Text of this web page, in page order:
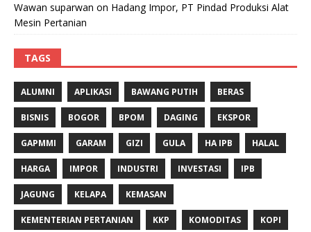
Wawan suparwan on Hadang Impor, PT Pindad Produksi Alat
Mesin Pertanian
TAGS
ALUMNI APLIKASI BAWANG PUTIH BERAS
BISNIS BOGOR BPOM DAGING EKSPOR
GAPMMI GARAM GIZI GULA HA IPB HALAL
HARGA IMPOR INDUSTRI INVESTASI IPB
JAGUNG KELAPA KEMASAN
KEMENTERIAN PERTANIAN KKP KOMODITAS KOPI